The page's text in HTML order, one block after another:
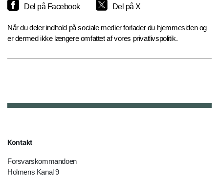
Del på Facebook Del på X
Når du deler indhold på sociale medier forlader du hjemmesiden og
er dermed ikke længere omfattet af vores privatlivspolitik.
Kontakt
Forsvarskommandoen
Holmens Kanal 9